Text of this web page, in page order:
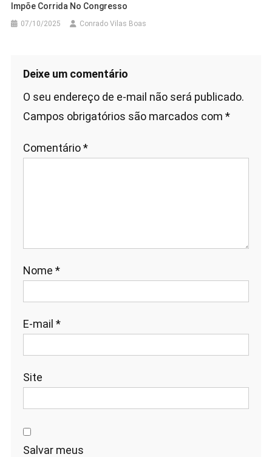
Impõe Corrida No Congresso
07/10/2025 Conrado Vilas Boas
Deixe um comentário
O seu endereço de e-mail não será publicado.
Campos obrigatórios são marcados com *
Comentário*
Nome *
E-mail *
Site
Salvar meus